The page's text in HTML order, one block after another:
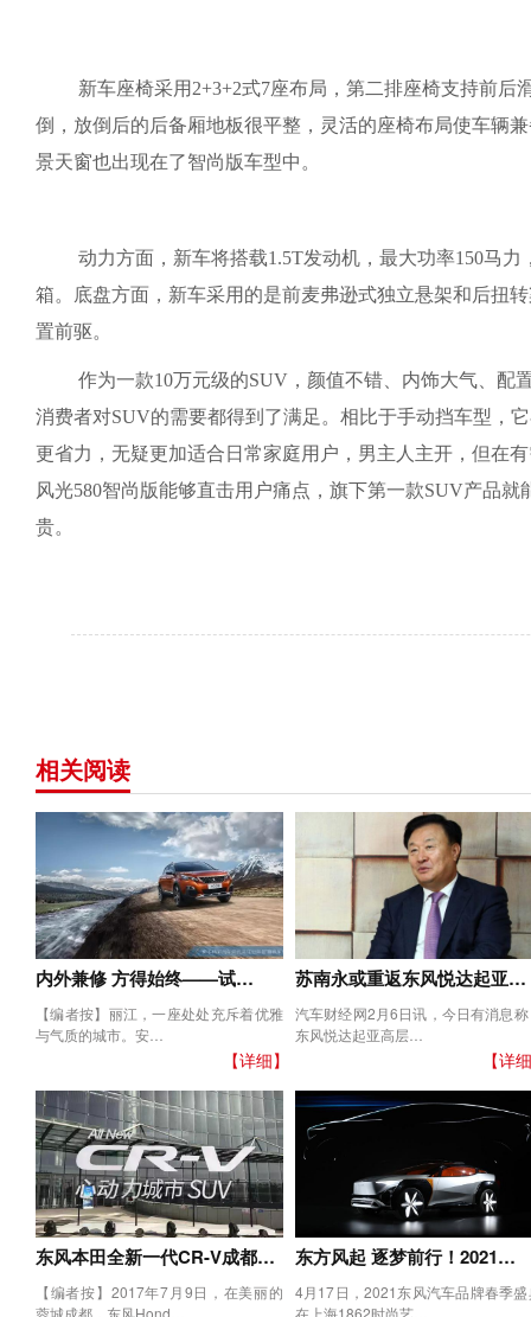
新车座椅采用2+3+2式7座布局，第二排座椅支持前后
倒，放倒后的后备厢地板很平整，灵活的座椅布局使车辆
景天窗也出现在了智尚版车型中。
动力方面，新车将搭载1.5T发动机，最大功率150马
箱。底盘方面，新车采用的是前麦弗逊式独立悬架和后扭
置前驱。
作为一款10万元级的SUV，颜值不错、内饰大气、配
消费者对SUV的需要都得到了满足。相比于手动挡车型，
更省力，无疑更加适合日常家庭用户，男主人主开，但在
风光580智尚版能够直击用户痛点，旗下第一款SUV产品
贵。
相关阅读
内外兼修 方得始终——试…
【编者按】丽江，一座处处充斥着优雅
与气质的城市。安…
【详细】
苏南永或重返东风悦达起亚…
汽车财经网2月6日讯，今日有消息
东风悦达起亚高层…
【详
东风本田全新一代CR-V成都…
【编者按】2017年7月9日，在美丽的
蓉城成都，东风Hond…
东方风起 逐梦前行！2021…
4月17日，2021东风汽车品牌春季
在上海1862时尚艺…